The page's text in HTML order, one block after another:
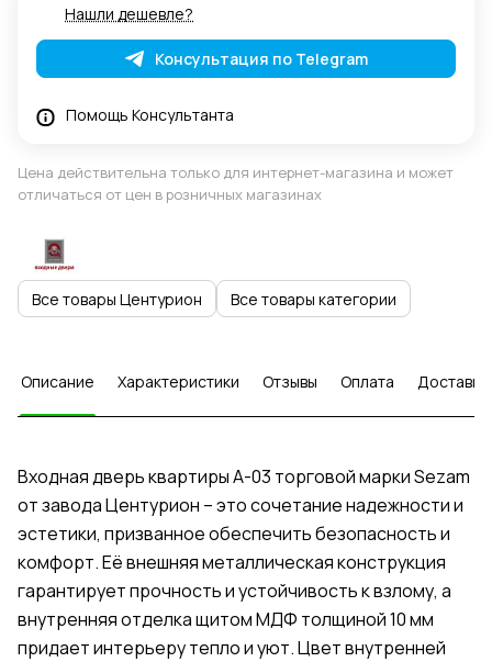
Нашли дешевле?
Консультация по Telegram
Помощь Консультанта
Цена действительна только для интернет-магазина и может
отличаться от цен в розничных магазинах
Все товары Центурион Все товары категории
Описание Характеристики Отзывы Оплата Доставка
Входная дверь квартиры А-03 торговой марки Sezam
от завода Центурион – это сочетание надежности и
эстетики, призванное обеспечить безопасность и
комфорт. Её внешняя металлическая конструкция
гарантирует прочность и устойчивость к взлому, а
внутренняя отделка щитом МДФ толщиной 10 мм
придает интерьеру тепло и уют. Цвет внутренней